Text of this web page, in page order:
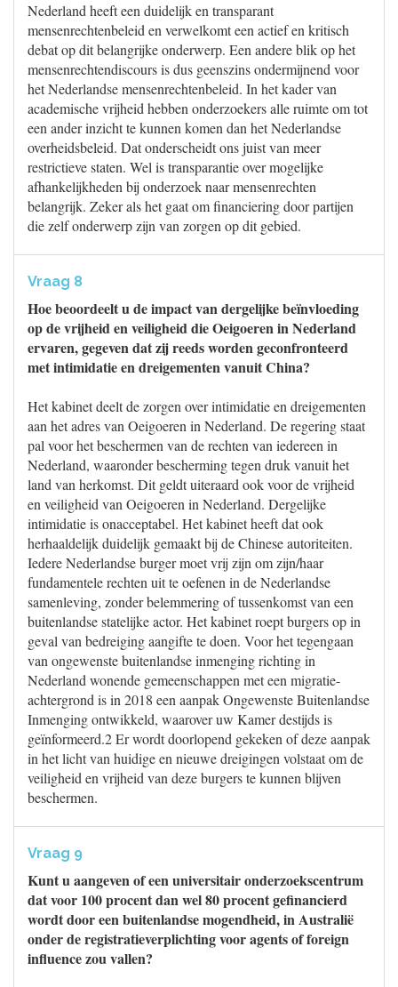
Nederland heeft een duidelijk en transparant
mensenrechtenbeleid en verwelkomt een actief en kritisch
debat op dit belangrijke onderwerp. Een andere blik op het
mensenrechtendiscours is dus geenszins ondermijnend voor
het Nederlandse mensenrechtenbeleid. In het kader van
academische vrijheid hebben onderzoekers alle ruimte om tot
een ander inzicht te kunnen komen dan het Nederlandse
overheidsbeleid. Dat onderscheidt ons juist van meer
restrictieve staten. Wel is transparantie over mogelijke
afhankelijkheden bij onderzoek naar mensenrechten
belangrijk. Zeker als het gaat om financiering door partijen
die zelf onderwerp zijn van zorgen op dit gebied.
Vraag 8
Hoe beoordeelt u de impact van dergelijke beïnvloeding
op de vrijheid en veiligheid die Oeigoeren in Nederland
ervaren, gegeven dat zij reeds worden geconfronteerd
met intimidatie en dreigementen vanuit China?
Het kabinet deelt de zorgen over intimidatie en dreigementen
aan het adres van Oeigoeren in Nederland. De regering staat
pal voor het beschermen van de rechten van iedereen in
Nederland, waaronder bescherming tegen druk vanuit het
land van herkomst. Dit geldt uiteraard ook voor de vrijheid
en veiligheid van Oeigoeren in Nederland. Dergelijke
intimidatie is onacceptabel. Het kabinet heeft dat ook
herhaaldelijk duidelijk gemaakt bij de Chinese autoriteiten.
Iedere Nederlandse burger moet vrij zijn om zijn/haar
fundamentele rechten uit te oefenen in de Nederlandse
samenleving, zonder belemmering of tussenkomst van een
buitenlandse statelijke actor. Het kabinet roept burgers op in
geval van bedreiging aangifte te doen. Voor het tegengaan
van ongewenste buitenlandse inmenging richting in
Nederland wonende gemeenschappen met een migratie-
achtergrond is in 2018 een aanpak Ongewenste Buitenlandse
Inmenging ontwikkeld, waarover uw Kamer destijds is
geïnformeerd.2 Er wordt doorlopend gekeken of deze aanpak
in het licht van huidige en nieuwe dreigingen volstaat om de
veiligheid en vrijheid van deze burgers te kunnen blijven
beschermen.
Vraag 9
Kunt u aangeven of een universitair onderzoekscentrum
dat voor 100 procent dan wel 80 procent gefinancierd
wordt door een buitenlandse mogendheid, in Australië
onder de registratieverplichting voor agents of foreign
influence zou vallen?